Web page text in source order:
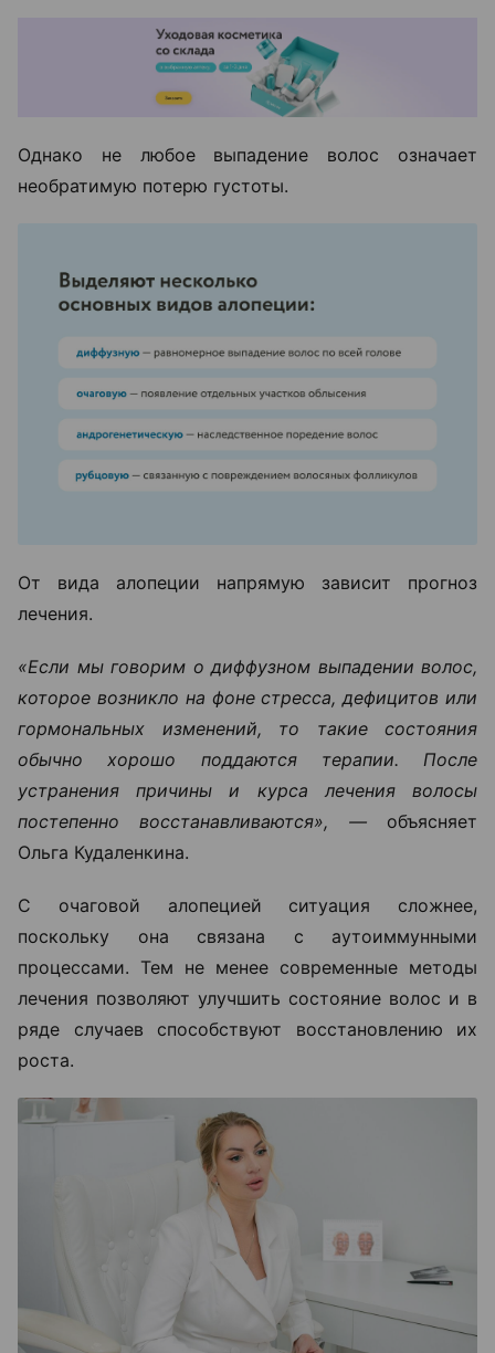
Однако не любое выпадение волос означает
необратимую потерю густоты.
От вида алопеции напрямую зависит прогноз
лечения.
«Если мы говорим о диффузном выпадении волос,
которое возникло на фоне стресса, дефицитов или
гормональных изменений, то такие состояния
обычно хорошо поддаются терапии. После
устранения причины и курса лечения волосы
постепенно восстанавливаются», —объясняет
Ольга Кудаленкина.
С очаговой алопецией ситуация сложнее,
поскольку она связана с аутоиммунными
процессами. Тем не менее современные методы
лечения позволяют улучшить состояние волос и в
ряде случаев способствуют восстановлению их
роста.